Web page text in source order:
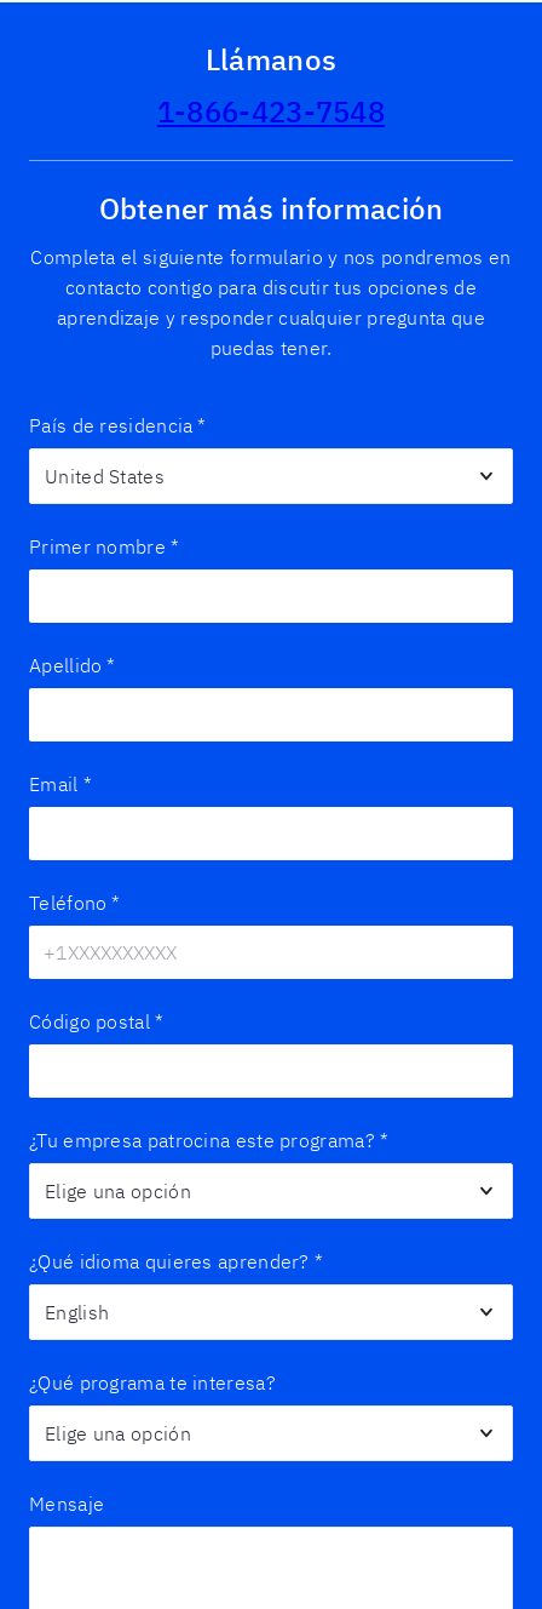
Llámanos
1-866-423-7548
Obtener más información
Completa el siguiente formulario y nos pondremos en
contacto contigo para discutir tus opciones de
aprendizaje y responder cualquier pregunta que
puedas tener.
País de residencia *
Primer nombre *
Apellido *
Email *
Teléfono *
Código postal *
¿Tu empresa patrocina este programa? *
¿Qué idioma quieres aprender? *
¿Qué programa te interesa?
Mensaje